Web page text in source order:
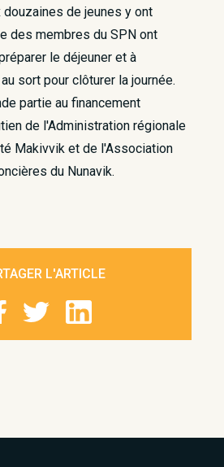
douzaines de jeunes y ont
des membres du SPN ont
le déjeuner et à
sort pour clôturer la journée.
partie au financement
de l'Administration régionale
Makivvik et de l'Association
du Nunavik.
L'ARTICLE